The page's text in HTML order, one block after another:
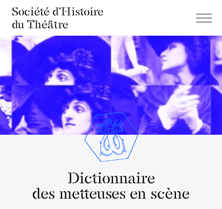
Société d'Histoire
du Théâtre
Dictionnaire
des metteuses en scène